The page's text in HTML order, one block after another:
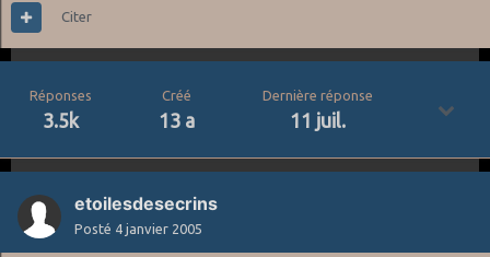
Citer
Réponses
3.5k
Créé
13 a
Dernière réponse
11 juil.
etoilesdesecrins
Posté 4 janvier 2005